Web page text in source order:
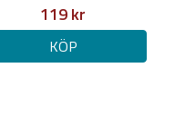
119 kr
KÖP